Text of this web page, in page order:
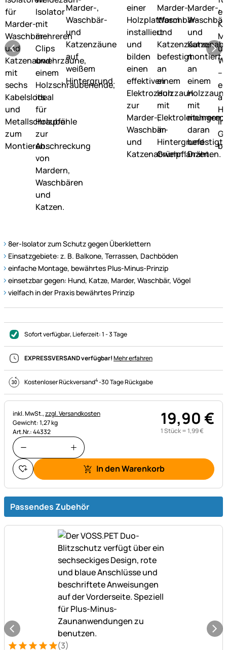
8er-Isolator zum Schutz gegen Überklettern
Einsatzgebiete: z. B. Balkone, Terrassen, Dachböden
einfache Montage, bewährtes Plus-Minus-Prinzip
einsetzbar gegen: Hund, Katze, Marder, Waschbär, Vögel
vielfach in der Praxis bewährtes Prinzip
Sofort verfügbar, Lieferzeit:1 - 3 Tage
EXPRESSVERSAND verfügbar!Mehr erfahren
Kostenloser Rückversand4-30 Tage Rückgabe
Steuerhinweis:
inkl. MwSt.,zzgl. Versandkosten
Gewicht: 1,27 kg
Art.Nr.: 44332
19,90€
1 Stück =1,99€
In den Warenkorb
Passendes Zubehör
(3)